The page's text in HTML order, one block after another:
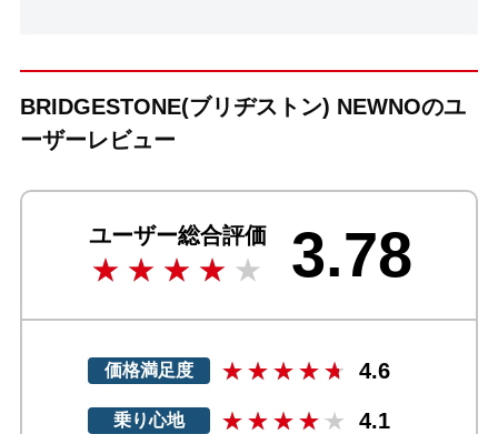
BRIDGESTONE(ブリヂストン) NEWNOのユ
ーザーレビュー
ユーザー総合評価 3.78
価格満足度 4.6
乗り心地 4.1